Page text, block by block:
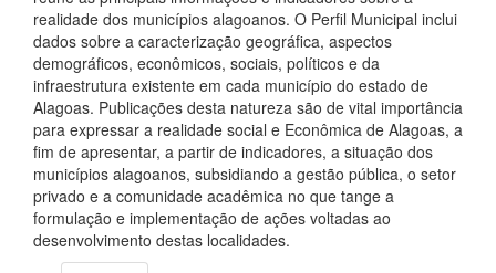
realidade dos municípios alagoanos. O Perfil Municipal inclui
dados sobre a caracterização geográfica, aspectos
demográficos, econômicos, sociais, políticos e da
infraestrutura existente em cada município do estado de
Alagoas. Publicações desta natureza são de vital importância
para expressar a realidade social e Econômica de Alagoas, a
fim de apresentar, a partir de indicadores, a situação dos
municípios alagoanos, subsidiando a gestão pública, o setor
privado e a comunidade acadêmica no que tange a
formulação e implementação de ações voltadas ao
desenvolvimento destas localidades.